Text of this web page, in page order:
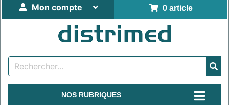
0 article
Mon compte
NOS RUBRIQUES